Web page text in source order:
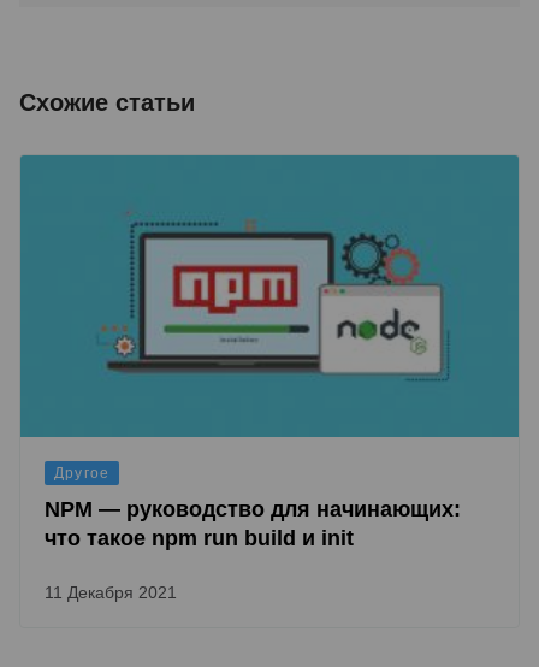
Схожие статьи
Другое
NPM — руководство для начинающих:
что такое npm run build и init
11 Декабря 2021